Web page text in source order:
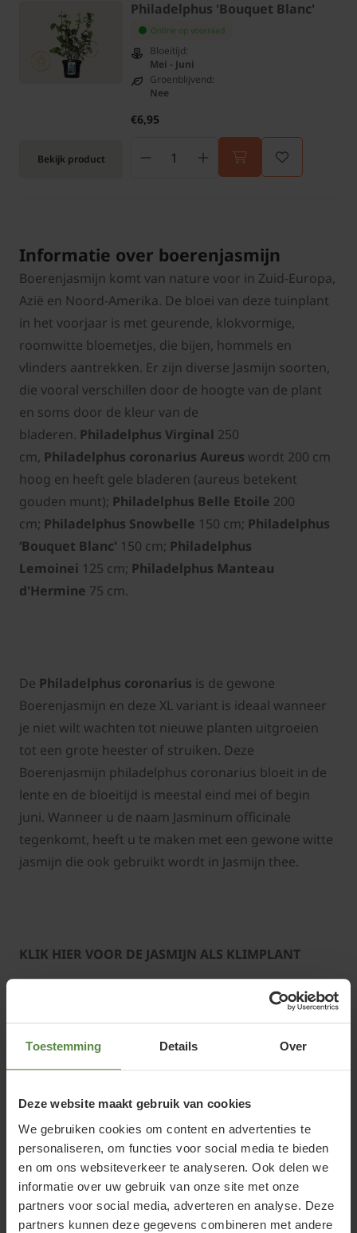
Toestemming Details Over
Deze website maakt gebruik van cookies
We gebruiken cookies om content en advertenties te
personaliseren, om functies voor social media te bieden
en om ons websiteverkeer te analyseren. Ook delen we
informatie over uw gebruik van onze site met onze
partners voor social media, adverteren en analyse. Deze
partners kunnen deze gegevens combineren met andere
Bekijk product
Philadelphus 'Bouquet Blanc'
Online op voorraad
Bloeitijd:
Mei - Juni
Groenblijvend:
Nee
€6,95
Informatie over boerenjasmijn
Boerenjasmijn komt van nature voor in Zuid-Europa,
Azië en Noord-Amerika. De bloei van deze tuinplant
in het voorjaar is met geurende, klokvormige,
roomwitte bloemetjes, die bijen, hommels en
vlinders aantrekken. Er zijn diverse Jasmijn soorten,
die vooral verschillen door de hoogte van de plant
en soms door de kleur van de
bladeren. Philadelphus Virginal 250
cm, Philadelphus coronarius Aureus wordt 200 cm
hoog en heeft gele bladeren (aureus betekent
gouden munt); Philadelphus Belle Etoile 200
cm; Philadelphus Snowbelle 150 cm; Philadelphus
‘Bouquet Blanc' 150 cm; Philadelphus
Lemoinei 125 cm; Philadelphus Manteau
d'Hermine 75 cm.
De Philadelphus coronarius is de gewone
Boerenjasmijn en deze XL variant is ideaal wanneer
je niet wilt wachten tot nieuwe planten uitgroeien
tot een grote heester of struiken. Deze
Boerenjasmijn philadelphus coronarius bloeit in de
lente en de bloeitijd is meestal eind mei of begin
juni. Wanneer u de naam Jasminum officinale
tegenkomt, heeft u te maken met een gewone witte
jasmijn die ook gebruikt wordt in Jasmijn thee.
KLIK HIER VOOR DE JASMIJN ALS KLIMPLANT
Boerenjasmijn planten
Boerenjasmijn heeft het liefst een standplaats in een
waterdoorlatende bodem en stelt weinig eisen aan
de grond. Deze bladverliezende struik kan goed
tegen zeewind en luchtverontreiniging, doet het
uitstekend als solitair in de border of op het gazon,
maar voldoet ook als vakbeplanting of haagplant.